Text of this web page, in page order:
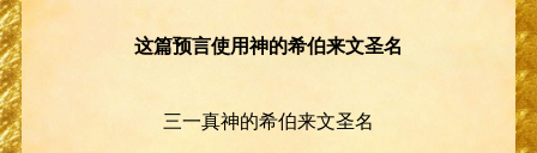
这篇预言使用神的希伯来文圣名
三一真神的希伯来文圣名